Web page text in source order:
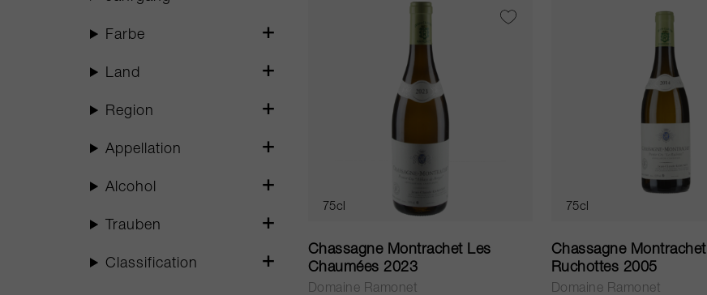
75cl
Chassagne Montrachet Les
Chaumées 2023
Domaine Ramonet
75cl
Chassagne Montrachet
Ruchottes 2005
Domaine Ramonet
Farbe
Land
Region
Appellation
Alcohol
Trauben
Classification